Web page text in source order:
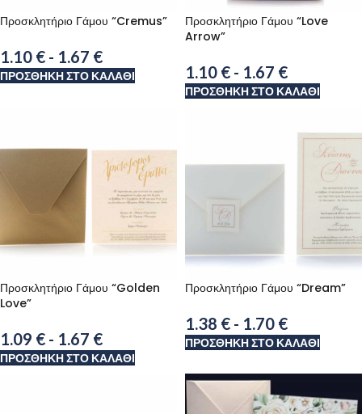
Προσκλητήριο Γάμου “Cremus”
1.10 € - 1.67 €
ΠΡΟΣΘΉΚΗ ΣΤΟ ΚΑΛΆΘΙ
Προσκλητήριο Γάμου “Love
Arrow”
1.10 € - 1.67 €
ΠΡΟΣΘΉΚΗ ΣΤΟ ΚΑΛΆΘΙ
Προσκλητήριο Γάμου “Golden
Love”
1.09 € - 1.67 €
ΠΡΟΣΘΉΚΗ ΣΤΟ ΚΑΛΆΘΙ
Προσκλητήριο Γάμου “Dream”
1.38 € - 1.70 €
ΠΡΟΣΘΉΚΗ ΣΤΟ ΚΑΛΆΘΙ